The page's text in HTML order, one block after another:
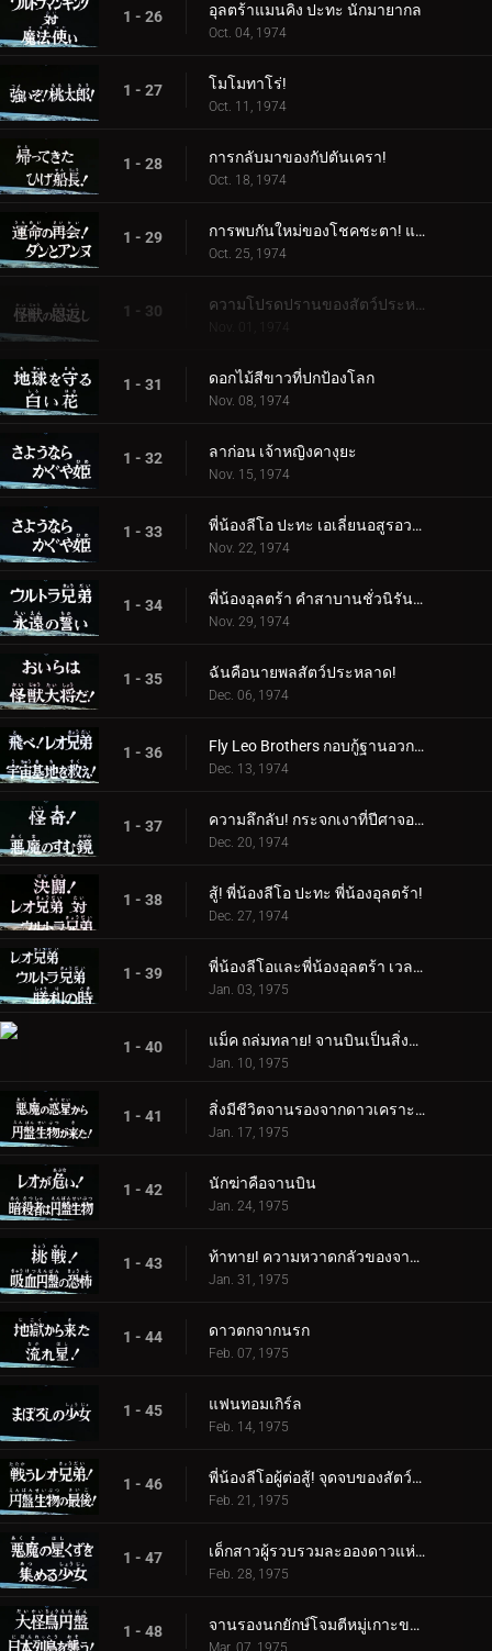
1 - 26 อุลตร้าแมนคิง ปะทะ นักมายากล
Oct. 04, 1974
1 - 27 โมโมทาโร่!
Oct. 11, 1974
1 - 28 การกลับมาของกัปตันเครา!
Oct. 18, 1974
1 - 29 การพบกันใหม่ของโชคชะตา! แดนและแอนน์
Oct. 25, 1974
1 - 30
Nov. 01, 1974
1 - 31 ดอกไม้สีขาวที่ปกป้องโลก
Nov. 08, 1974
1 - 32 ลาก่อน เจ้าหญิงคางุยะ
Nov. 15, 1974
1 - 33 พี่น้องลีโอ ปะทะ เอเลี่ยนอสูรอวกาศ
Nov. 22, 1974
1 - 34 พี่น้องอุลตร้า คำสาบานชั่วนิรันดร์
Nov. 29, 1974
1 - 35 ฉันคือนายพลสัตว์ประหลาด!
Dec. 06, 1974
1 - 36 Fly Leo Brothers กอบกู้ฐานอวกาศ!
Dec. 13, 1974
1 - 37 ความลึกลับ! กระจกเงาที่ปีศาจอาศัยอยู่
Dec. 20, 1974
1 - 38 สู้! พี่น้องลีโอ ปะทะ พี่น้องอุลตร้า!
Dec. 27, 1974
1 - 39 พี่น้องลีโอและพี่น้องอุลตร้า เวลาแห่งชัยชนะ
Jan. 03, 1975
1 - 40 แม็ค ถล่มทลาย! จานบินเป็นสิ่งมีชีวิต
Jan. 10, 1975
1 - 41 สิ่งมีชีวิตจานรองจากดาวเคราะห์ชั่วร้ายอยู่ที่นี่แล้ว!
Jan. 17, 1975
1 - 42 นักฆ่าคือจานบิน
Jan. 24, 1975
1 - 43 ท้าทาย! ความหวาดกลัวของจานดูดเลือด
Jan. 31, 1975
1 - 44 ดาวตกจากนรก
Feb. 07, 1975
1 - 45 แฟนทอมเกิร์ล
Feb. 14, 1975
1 - 46 พี่น้องลีโอผู้ต่อสู้! จุดจบของสัตว์ร้ายจานบิน
Feb. 21, 1975
1 - 47 เด็กสาวผู้รวบรวมละอองดาวแห่งปีศาจ
Feb. 28, 1975
1 - 48 จานรองนกยักษ์โจมตีหมู่เกาะของญี่ปุ่น
Mar. 07, 1975